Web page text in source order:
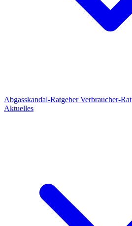
Abgasskandal-RatgeberVerbraucher-
Aktuelles